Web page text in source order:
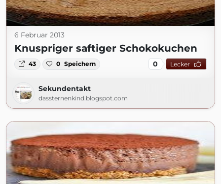
6 Februar 2013
Knuspriger saftiger Schokokuchen
43 0 Speichern 0 Lecker
Sekundentakt
dassternenkind.blogspot.com